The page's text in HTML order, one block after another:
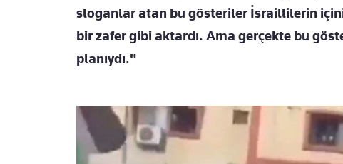
sloganlar atan bu gösteriler İsraillilerin
bir zafer gibi aktardı. Ama gerçekte bu
planıydı."